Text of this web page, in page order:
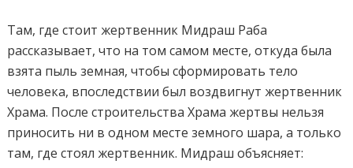
Там, где стоит жертвенник Мидраш Раба
рассказывает, что на том самом месте, откуда была
взята пыль земная, чтобы сформировать тело
человека, впоследствии был воздвигнут жертвенник
Храма. После строительства Храма жертвы нельзя
приносить ни в одном месте земного шара, а только
там, где стоял жертвенник. Мидраш объясняет: